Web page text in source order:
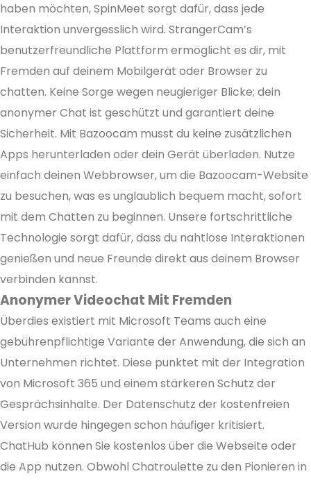
haben möchten, SpinMeet sorgt dafür, dass jede
Interaktion unvergesslich wird. StrangerCam’s
benutzerfreundliche Plattform ermöglicht es dir, mit
Fremden auf deinem Mobilgerät oder Browser zu
chatten. Keine Sorge wegen neugieriger Blicke; dein
anonymer Chat ist geschützt und garantiert deine
Sicherheit. Mit Bazoocam musst du keine zusätzlichen
Apps herunterladen oder dein Gerät überladen. Nutze
einfach deinen Webbrowser, um die Bazoocam-Website
zu besuchen, was es unglaublich bequem macht, sofort
mit dem Chatten zu beginnen. Unsere fortschrittliche
Technologie sorgt dafür, dass du nahtlose Interaktionen
genießen und neue Freunde direkt aus deinem Browser
verbinden kannst.
Anonymer Videochat Mit Fremden
Überdies existiert mit Microsoft Teams auch eine
gebührenpflichtige Variante der Anwendung, die sich an
Unternehmen richtet. Diese punktet mit der Integration
von Microsoft 365 und einem stärkeren Schutz der
Gesprächsinhalte. Der Datenschutz der kostenfreien
Version wurde hingegen schon häufiger kritisiert.
ChatHub können Sie kostenlos über die Webseite oder
die App nutzen. Obwohl Chatroulette zu den Pionieren in